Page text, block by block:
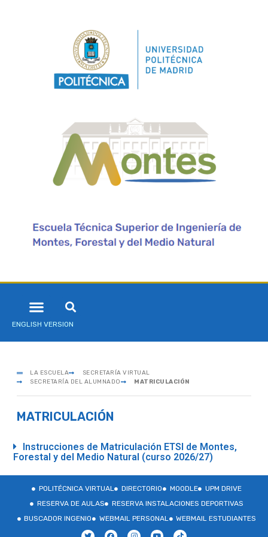
ENGLISH VERSION
LA ESCUELA
SECRETARÍA VIRTUAL
SECRETARÍA DEL ALUMNADO
MATRICULACIÓN
MATRICULACIÓN
Instrucciones de Matriculación ETSI de Montes,
Forestal y del Medio Natural (curso 2026/27)
POLITÉCNICA VIRTUAL DIRECTORIO MOODLE
UPM DRIVE
RESERVA DE AULAS
RESERVA INSTALACIONES DEPORTIVAS
BUSCADOR INGENIO
WEBMAIL PERSONAL WEBMAIL ESTUDIANTES